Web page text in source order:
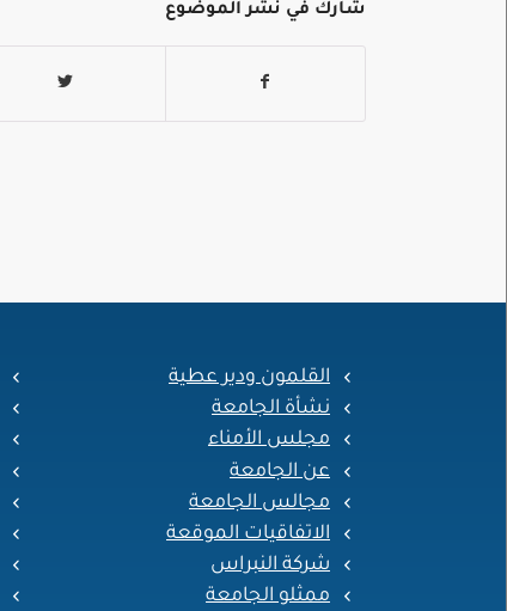
شارك في نشر الموضوع
القلمون ودير عطية
نشأة الجامعة
مجلس الأمناء
عن الجامعة
مجالس الجامعة
الاتفاقيات الموقعة
شركة النبراس
ممثلو الجامعة